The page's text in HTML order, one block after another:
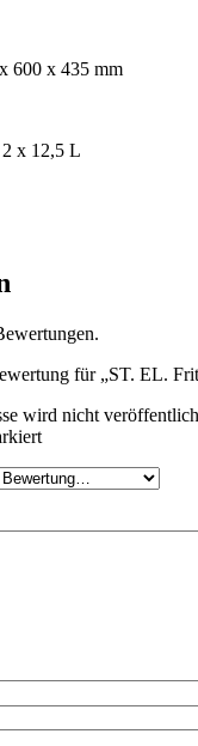
600 x 435 mm
2 x 12,5 L
für „ST. EL.
wird nicht